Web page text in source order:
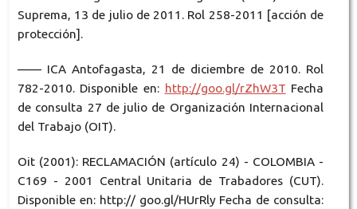
Suprema, 13 de julio de 2011. Rol 258-2011 [acción de
protección].
—— ICA Antofagasta, 21 de diciembre de 2010. Rol
782-2010. Disponible en: http://goo.gl/rZhW3T Fecha
de consulta 27 de julio de Organización Internacional
del Trabajo (OIT).
Oit (2001): RECLAMACIÓN (artículo 24) - COLOMBIA -
C169 - 2001 Central Unitaria de Trabadores (CUT).
Disponible en: http:// goo.gl/HUrRly Fecha de consulta: